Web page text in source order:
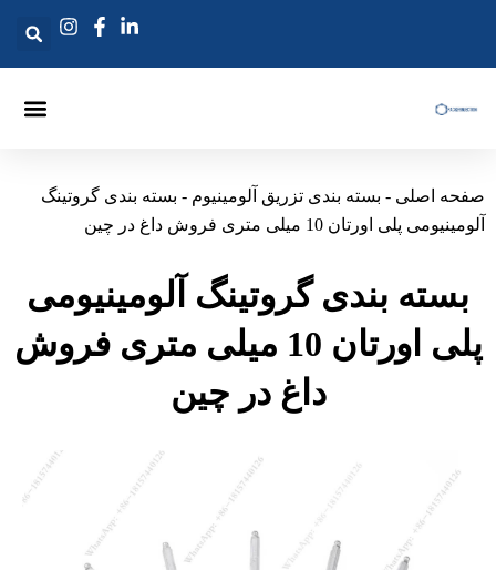
اصلی- بسته بندی تزریق آلومینیوم-بسته بندی گروتینگ
پلی اورتان 10 میلی متری فروش داغ در چین
بسته بندی گروتینگ آلومینیومی
پلی اورتان 10 میلی متری فروش
داغ در چین